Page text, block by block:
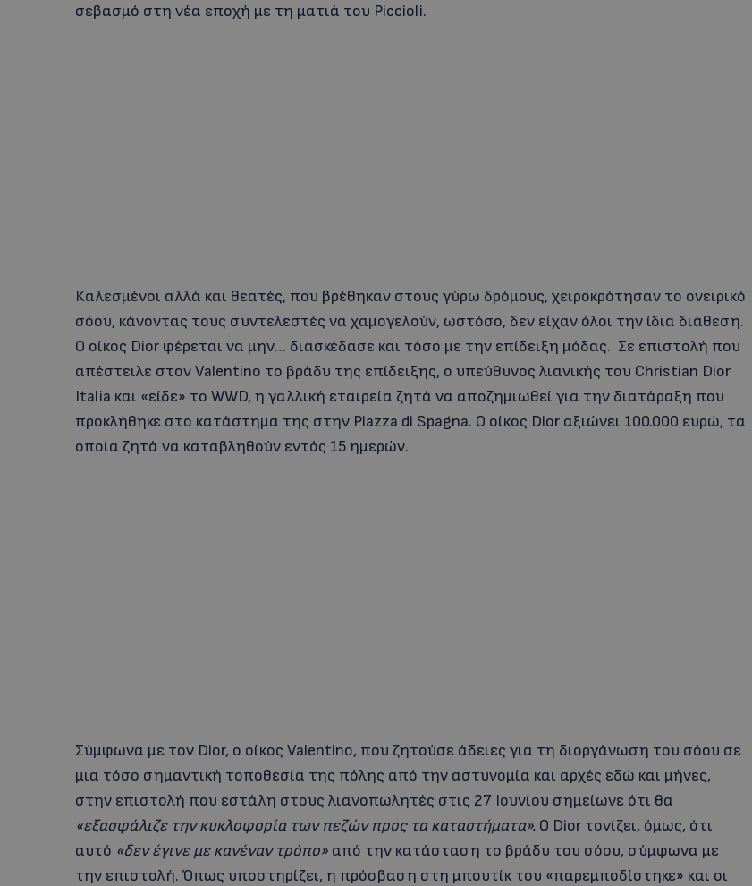
σεβασμό στη νέα εποχή με τη ματιά του Piccioli.
Καλεσμένοι αλλά και θεατές, που βρέθηκαν στους γύρω δρόμους, χειροκρότησαν το ονειρικό
σόου, κάνοντας τους συντελεστές να χαμογελούν, ωστόσο, δεν είχαν όλοι την ίδια διάθεση.
Ο οίκος Dior φέρεται να μην… διασκέδασε και τόσο με την επίδειξη μόδας. Σε επιστολή που
απέστειλε στον Valentino το βράδυ της επίδειξης, ο υπεύθυνος λιανικής του Christian Dior
Italia και «είδε» το WWD, η γαλλική εταιρεία ζητά να αποζημιωθεί για την διατάραξη που
προκλήθηκε στο κατάστημα της στην Piazza di Spagna. Ο οίκος Dior αξιώνει 100.000 ευρώ, τα
οποία ζητά να καταβληθούν εντός 15 ημερών.
Σύμφωνα με τον Dior, ο οίκος Valentino, που ζητούσε άδειες για τη διοργάνωση του σόου σε
μια τόσο σημαντική τοποθεσία της πόλης από την αστυνομία και αρχές εδώ και μήνες,
στην επιστολή που εστάλη στους λιανοπωλητές στις 27 Ιουνίου σημείωνε ότι θα
«εξασφάλιζε την κυκλοφορία των πεζών προς τα καταστήματα». Ο Dior τονίζει, όμως, ότι
αυτό «δεν έγινε με κανέναν τρόπο» από την κατάσταση το βράδυ του σόου, σύμφωνα με
την επιστολή. Όπως υποστηρίζει, η πρόσβαση στη μπουτίκ του «παρεμποδίστηκε» και οι